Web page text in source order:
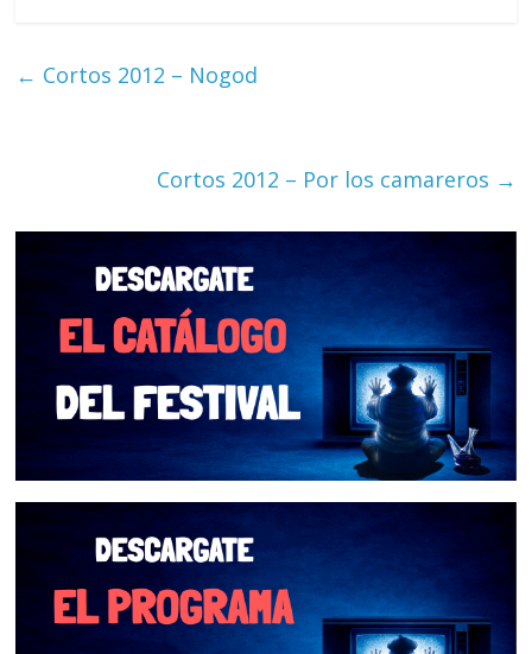
← Cortos 2012 – Nogod
Cortos 2012 – Por los camareros →